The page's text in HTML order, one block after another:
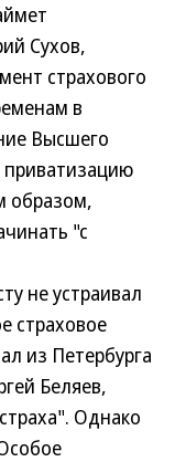
Сухов,
страхового
в
Высшего
приватизацию
образом,
"с
не устраивал
страховое
из Петербурга
Беляев,
Однако